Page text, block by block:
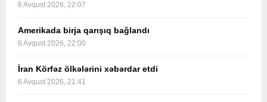
6 Avqust 2026, 22:07
Amerikada birja qarışıq bağlandı
6 Avqust 2026, 22:00
İran Körfəz ölkələrini xəbərdar etdi
6 Avqust 2026, 21:41